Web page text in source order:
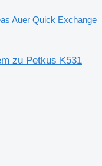
Auer Quick Exchange
zu Petkus K531